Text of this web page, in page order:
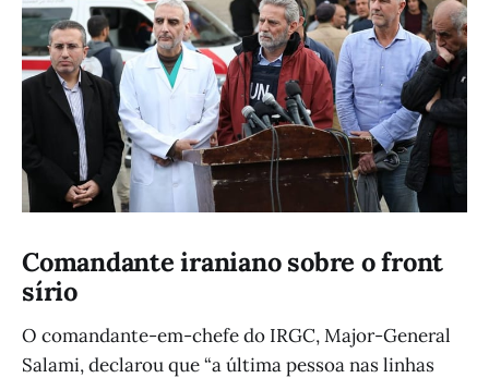
Comandante iraniano sobre o front
sírio
O comandante-em-chefe do IRGC, Major-General
Salami, declarou que “a última pessoa nas linhas